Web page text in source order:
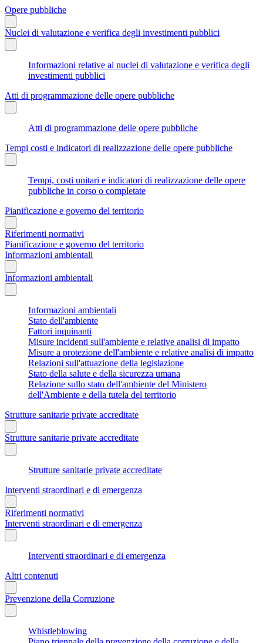
Opere pubbliche
Nuclei di valutazione e verifica degli investimenti pubblici
Informazioni relative ai nuclei di valutazione e verifica degli
investimenti pubblici
Atti di programmazione delle opere pubbliche
Atti di programmazione delle opere pubbliche
Tempi costi e indicatori di realizzazione delle opere pubbliche
Tempi, costi unitari e indicatori di realizzazione delle opere
pubbliche in corso o completate
Pianificazione e governo del territorio
Riferimenti normativi
Pianificazione e governo del territorio
Informazioni ambientali
Informazioni ambientali
Informazioni ambientali
Stato dell'ambiente
Fattori inquinanti
Misure incidenti sull'ambiente e relative analisi di impatto
Misure a protezione dell'ambiente e relative analisi di impatto
Relazioni sull'attuazione della legislazione
Stato della salute e della sicurezza umana
Relazione sullo stato dell'ambiente del Ministero
dell'Ambiente e della tutela del territorio
Strutture sanitarie private accreditate
Strutture sanitarie private accreditate
Strutture sanitarie private accreditate
Interventi straordinari e di emergenza
Riferimenti normativi
Interventi straordinari e di emergenza
Interventi straordinari e di emergenza
Altri contenuti
Prevenzione della Corruzione
Whistleblowing